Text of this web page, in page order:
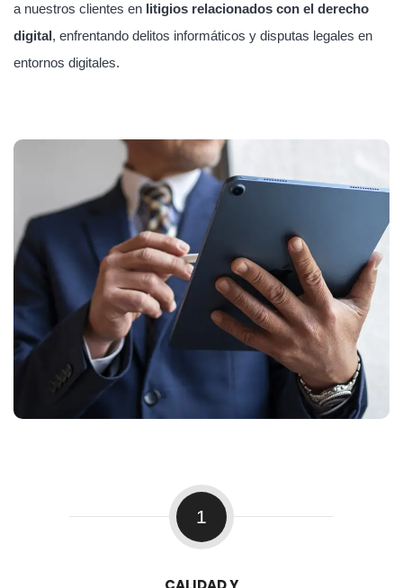
a nuestros clientes en litigios relacionados con el derecho
digital, enfrentando delitos informáticos y disputas legales en
entornos digitales.
1